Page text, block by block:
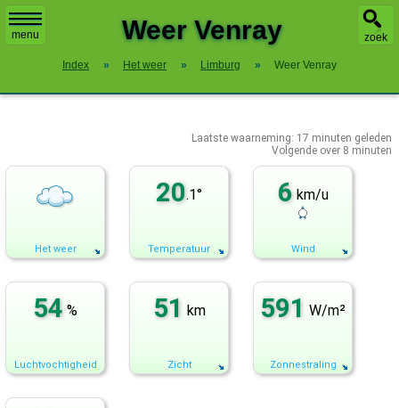
menu zoek
Weer Venray
Index » Het weer » Limburg » Weer Venray
Laatste waarneming: 17 minuten geleden
Volgende over 8 minuten
Het weer
20.1°
Temperatuur
6 km/u
Wind
54 %
Luchtvochtigheid
51 km
Zicht
591 W/m²
Zonnestraling